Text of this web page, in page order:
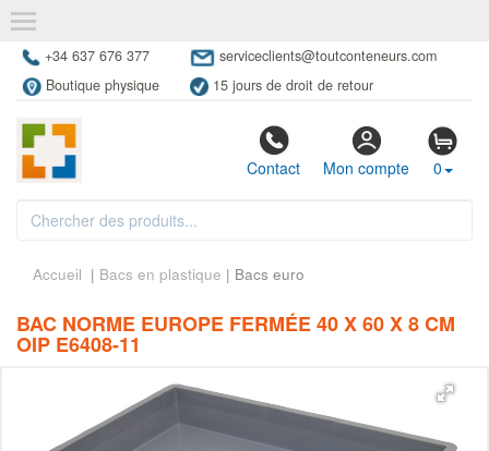
+34 637 676 377
serviceclients@toutconteneurs.com
Boutique physique
15 jours de droit de retour
Contact Mon compte 0
Accueil | Bacs en plastique | Bacs euro
BAC NORME EUROPE FERMÉE 40 X 60 X 8 CM
OIP E6408-11